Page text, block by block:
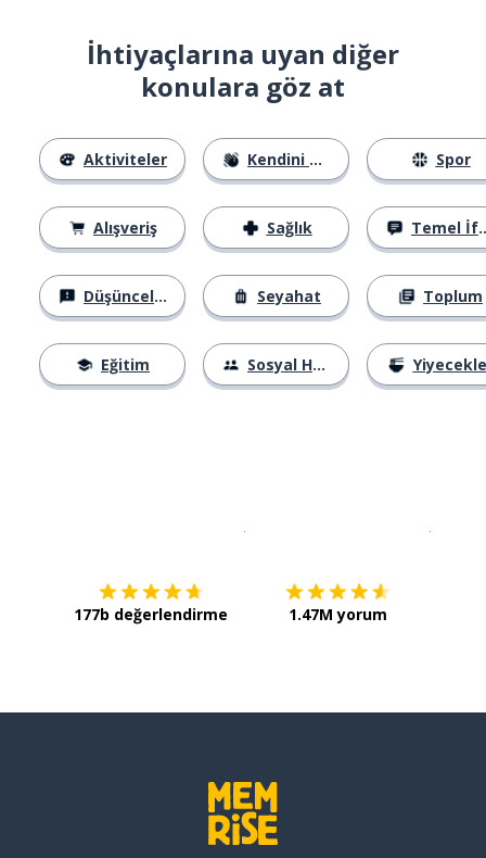
İhtiyaçlarına uyan diğer
konulara göz at
Aktiviteler
Alışveriş
Düşünceler
Eğitim
Kendini Tanıtma
Sağlık
Seyahat
Sosyal Hayat
Spor
Temel İfadeler
Toplum
177b değerlendirme 1.47M yorum